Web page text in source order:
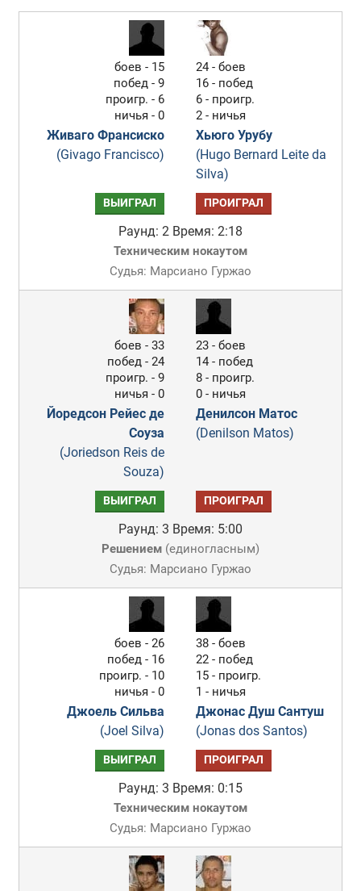
боев - 15
побед - 9
проигр. - 6
ничья - 0
Живаго Франсиско
(Givago Francisco)
24 - боев
16 - побед
6 - проигр.
2 - ничья
Хьюго Урубу
(Hugo Bernard Leite da
Silva)
ВЫИГРАЛ ПРОИГРАЛ
Раунд: 2 Время: 2:18
Техническим нокаутом
Судья: Марсиано Гуржао
боев - 33
побед - 24
проигр. - 9
ничья - 0
Йоредсон Рейес де
Соуза
(Joriedson Reis de
Souza)
23 - боев
14 - побед
8 - проигр.
0 - ничья
Денилсон Матос
(Denilson Matos)
ВЫИГРАЛ ПРОИГРАЛ
Раунд: 3 Время: 5:00
Решением(единогласным)
Судья: Марсиано Гуржао
боев - 26
побед - 16
проигр. - 10
ничья - 0
Джоель Сильва
(Joel Silva)
38 - боев
22 - побед
15 - проигр.
1 - ничья
Джонас Душ Сантуш
(Jonas dos Santos)
ВЫИГРАЛ ПРОИГРАЛ
Раунд: 3 Время: 0:15
Техническим нокаутом
Судья: Марсиано Гуржао